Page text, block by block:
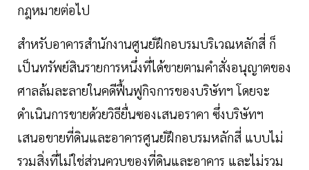
กฎหมายต่อไป
สำหรับอาคารสำนักงานศูนย์ฝึกอบรมบริเวณหลักสี่ ก็
เป็นทรัพย์สินรายการหนึ่งที่ได้ขายตามคำสั่งอนุญาตของ
ศาลล้มละลายในคดีฟื้นฟูกิจการของบริษัทฯ โดยจะ
ดำเนินการขายด้วยวิธียื่นซองเสนอราคา ซึ่งบริษัทฯ
เสนอขายที่ดินและอาคารศูนย์ฝึกอบรมหลักสี่ แบบไม่
รวมสิ่งที่ไม่ใช่ส่วนควบของที่ดินและอาคาร และไม่รวม